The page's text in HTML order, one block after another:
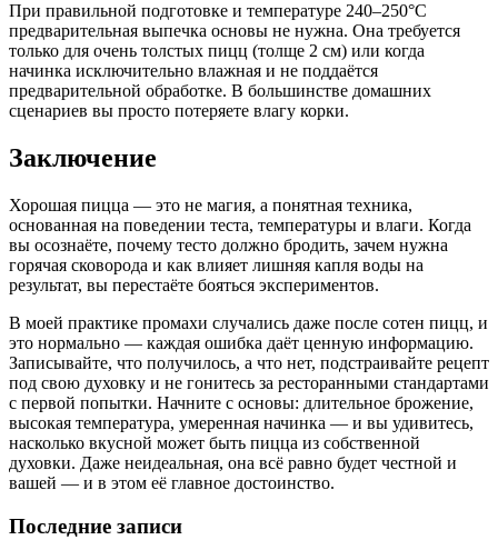
При правильной подготовке и температуре 240–250°C
предварительная выпечка основы не нужна. Она требуется
только для очень толстых пицц (толще 2 см) или когда
начинка исключительно влажная и не поддаётся
предварительной обработке. В большинстве домашних
сценариев вы просто потеряете влагу корки.
Заключение
Хорошая пицца — это не магия, а понятная техника,
основанная на поведении теста, температуры и влаги. Когда
вы осознаёте, почему тесто должно бродить, зачем нужна
горячая сковорода и как влияет лишняя капля воды на
результат, вы перестаёте бояться экспериментов.
В моей практике промахи случались даже после сотен пицц, и
это нормально — каждая ошибка даёт ценную информацию.
Записывайте, что получилось, а что нет, подстраивайте рецепт
под свою духовку и не гонитесь за ресторанными стандартами
с первой попытки. Начните с основы: длительное брожение,
высокая температура, умеренная начинка — и вы удивитесь,
насколько вкусной может быть пицца из собственной
духовки. Даже неидеальная, она всё равно будет честной и
вашей — и в этом её главное достоинство.
Последние записи